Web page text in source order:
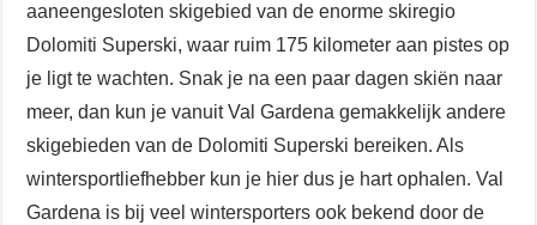
aaneengesloten skigebied van de enorme skiregio
Dolomiti Superski, waar ruim 175 kilometer aan pistes op
je ligt te wachten. Snak je na een paar dagen skiën naar
meer, dan kun je vanuit Val Gardena gemakkelijk andere
skigebieden van de Dolomiti Superski bereiken. Als
wintersportliefhebber kun je hier dus je hart ophalen. Val
Gardena is bij veel wintersporters ook bekend door de